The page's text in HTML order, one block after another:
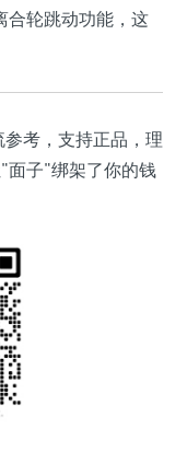
合轮跳动功能，这
考，支持正品，理
面子"绑架了你的钱